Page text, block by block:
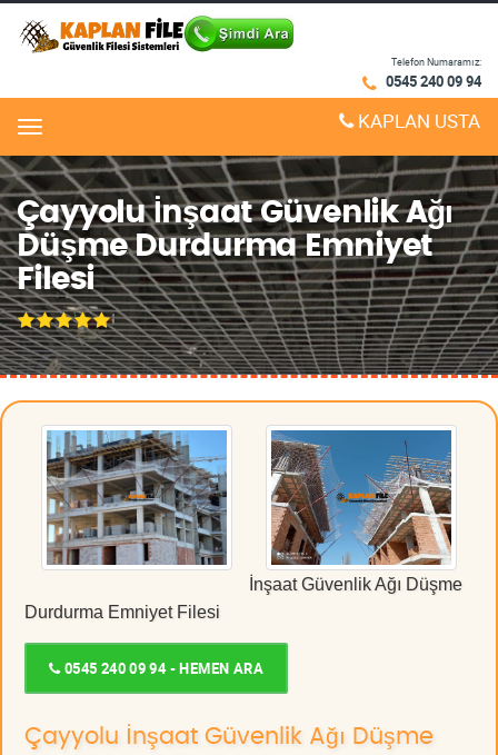
Telefon Numaramız:
0545 240 09 94
Menu KAPLAN USTA
Çayyolu İnşaat Güvenlik Ağı
Düşme Durdurma Emniyet
Filesi
İnşaat Güvenlik Ağı Düşme
Durdurma Emniyet Filesi
0545 240 09 94 - HEMEN ARA
Çayyolu İnşaat Güvenlik Ağı Düşme